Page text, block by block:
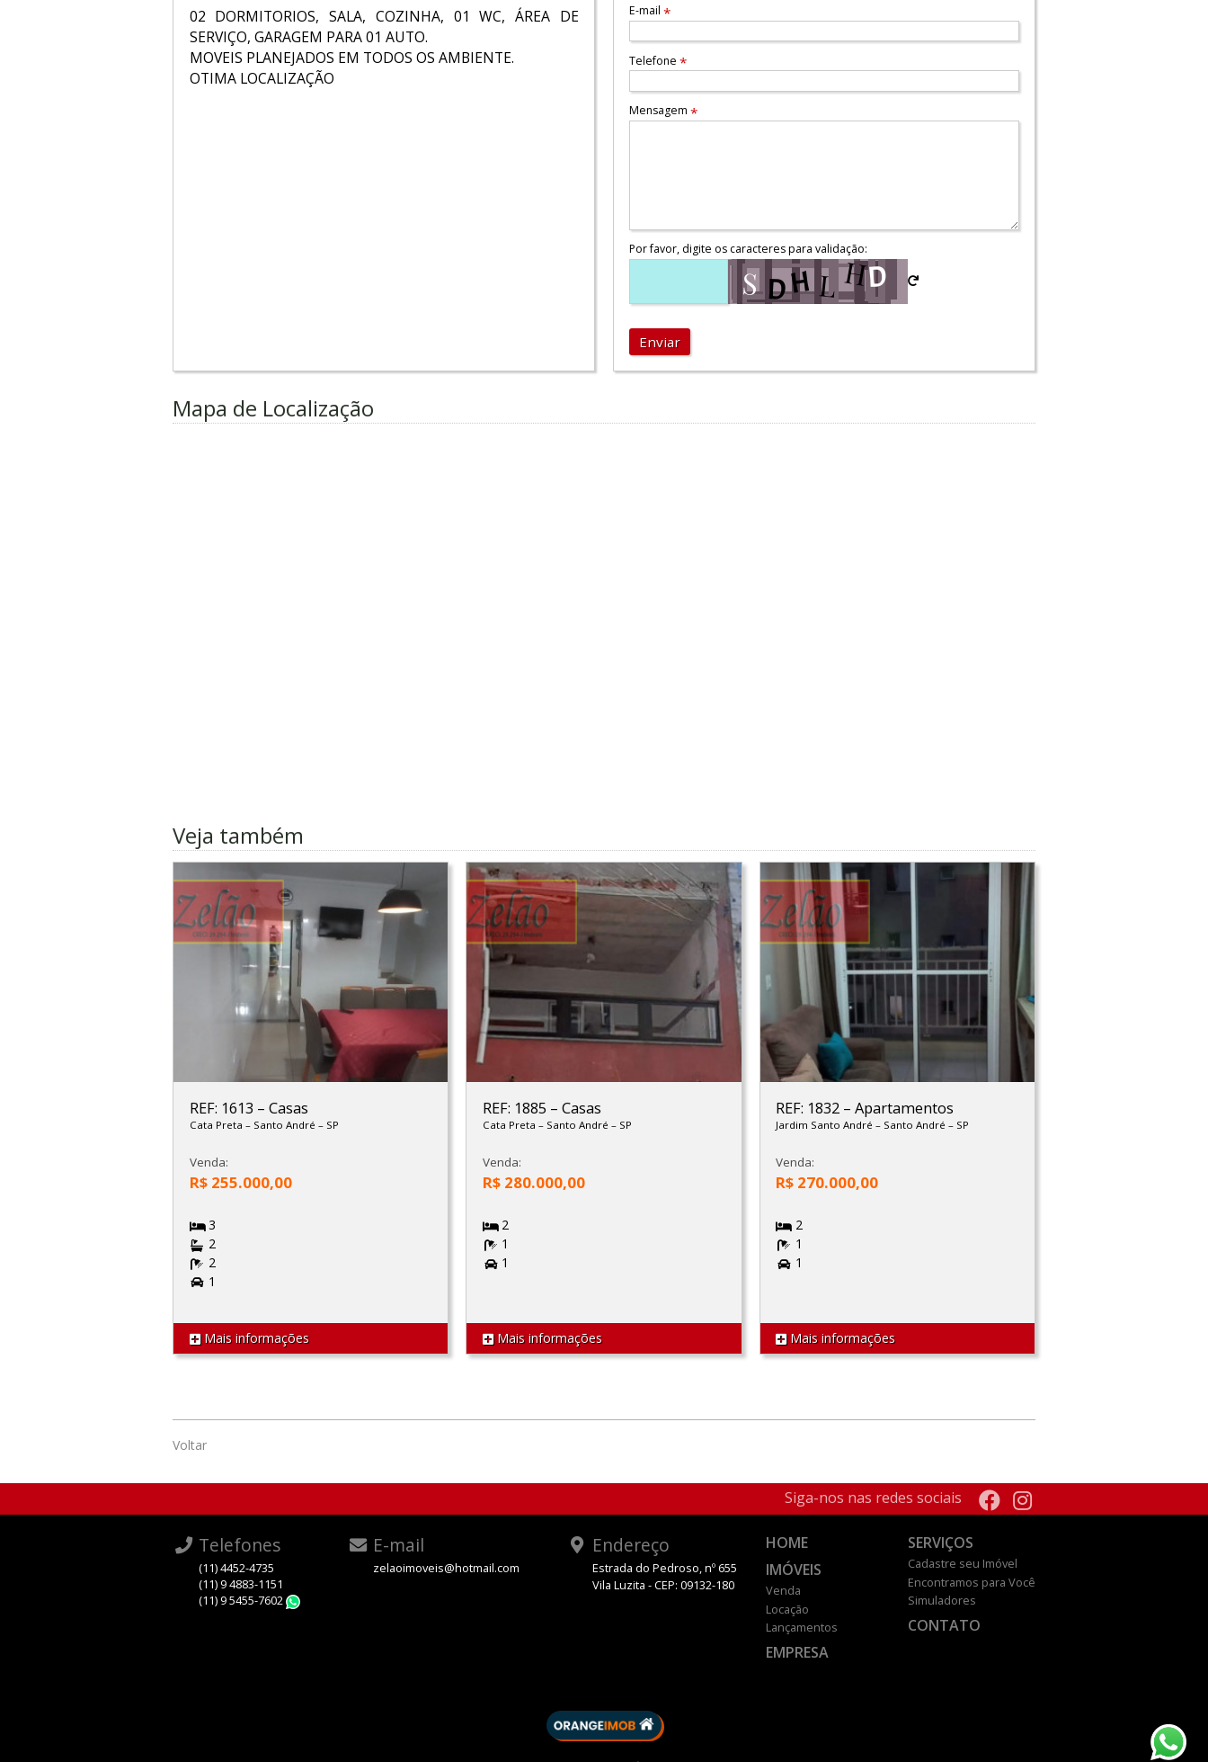
02 DORMITORIOS, SALA, COZINHA, 01 WC, ÁREA DE
SERVIÇO, GARAGEM PARA 01 AUTO.
MOVEIS PLANEJADOS EM TODOS OS AMBIENTE.
OTIMA LOCALIZAÇÃO
E-mail*
Telefone*
Mensagem*
Por favor, digite os caracteres para validação:
Enviar
Mapa de Localização
Veja também
REF: 1613 – Casas
Cata Preta – Santo André – SP
Venda:
R$ 255.000,00
3
2
2
1
Mais informações
REF: 1885 – Casas
Cata Preta – Santo André – SP
Venda:
R$ 280.000,00
2
1
1
Mais informações
REF: 1832 –Apartamentos
Jardim Santo André– Santo André– SP
Venda:
R$ 270.000,00
2
1
1
Mais informações
Voltar
Siga-nos nas redes sociais
Telefones
(11) 4452-4735
(11) 9 4883-1151
(11) 9 5455-7602
E-mail
zelaoimoveis@hotmail.com
Endereço
Estrada do Pedroso, nº 655
Vila Luzita - CEP: 09132-180
HOME
IMÓVEIS
Venda
Locação
Lançamentos
EMPRESA
SERVIÇOS
Cadastre seu Imóvel
Encontramos para Você
Simuladores
CONTATO